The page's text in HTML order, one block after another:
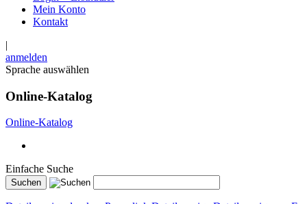
Mein Konto
Kontakt
|
anmelden
Sprache auswählen
Online-Katalog
Online-Katalog
Einfache Suche